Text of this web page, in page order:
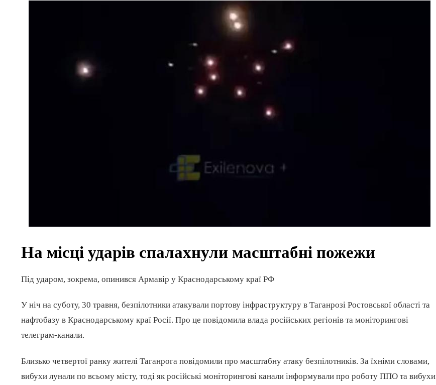
На місці ударів спалахнули масштабні пожежи
Під ударом, зокрема, опинився Армавір у Краснодарському краї РФ
У ніч на суботу, 30 травня, безпілотники атакували портову інфраструктуру в Таганрозі Ростовської області та
нафтобазу в Краснодарському краї Росії. Про це повідомила влада російських регіонів та моніторингові
телеграм-канали.
Близько четвертої ранку жителі Таганрога повідомили про масштабну атаку безпілотників. За їхніми словами,
вибухи лунали по всьому місту, тоді як російські моніторингові канали інформували про роботу ППО та вибухи